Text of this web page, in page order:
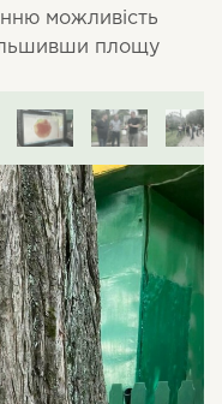
можливість
площу